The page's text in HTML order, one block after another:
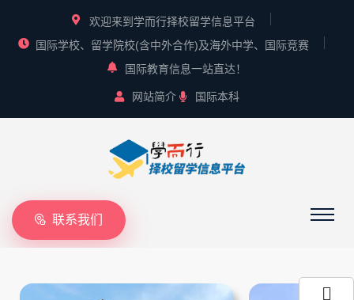
欢迎来到学而行择校留学信息平台
国际学校、留学院校(含中外合作)及海外中学、国际竞赛
国际教育信息一站直达！
网站简介 国际本科
联系我们